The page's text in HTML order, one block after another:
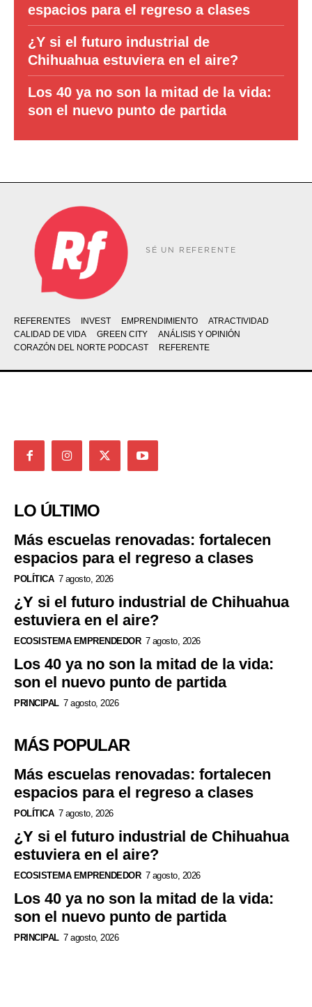
espacios para el regreso a clases
¿Y si el futuro industrial de
Chihuahua estuviera en el aire?
Los 40 ya no son la mitad de la vida:
son el nuevo punto de partida
SÉ UN REFERENTE
REFERENTES INVEST EMPRENDIMIENTO
ATRACTIVIDAD
CALIDAD DE VIDA
GREEN CITY
ANÁLISIS Y OPINIÓN
CORAZÓN DEL NORTE PODCAST
REFERENTE
LO ÚLTIMO
Más escuelas renovadas: fortalecen
espacios para el regreso a clases
POLÍTICA 7 agosto, 2026
¿Y si el futuro industrial de Chihuahua
estuviera en el aire?
ECOSISTEMA EMPRENDEDOR 7 agosto, 2026
Los 40 ya no son la mitad de la vida:
son el nuevo punto de partida
PRINCIPAL 7 agosto, 2026
MÁS POPULAR
Más escuelas renovadas: fortalecen
espacios para el regreso a clases
POLÍTICA 7 agosto, 2026
¿Y si el futuro industrial de Chihuahua
estuviera en el aire?
ECOSISTEMA EMPRENDEDOR 7 agosto, 2026
Los 40 ya no son la mitad de la vida:
son el nuevo punto de partida
PRINCIPAL 7 agosto, 2026